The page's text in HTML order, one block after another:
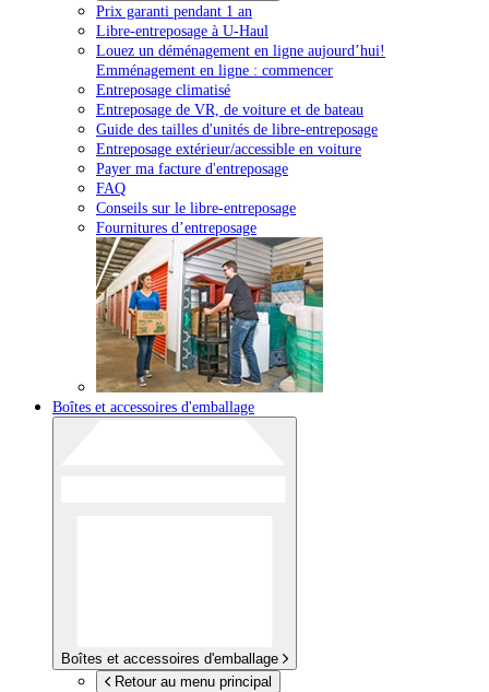
Prix garanti pendant 1 an
Libre-entreposage à U-Haul
Louez un déménagement en ligne aujourd’hui!
Emménagement en ligne : commencer
Entreposage climatisé
Entreposage de VR, de voiture et de bateau
Guide des tailles d'unités de libre-entreposage
Entreposage extérieur/accessible en voiture
Payer ma facture d'entreposage
FAQ
Conseils sur le libre-entreposage
Fournitures d’entreposage
Boîtes et accessoires d'emballage
Boîtes et accessoires d'emballage
Retour au menu principal